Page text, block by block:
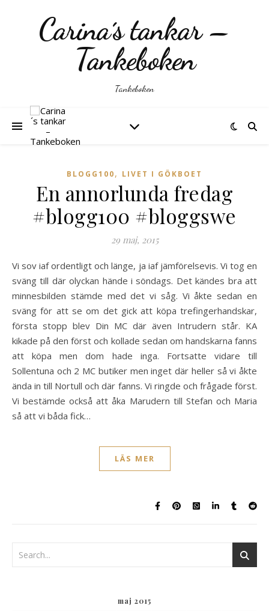
Carina´s tankar –
Tankeboken
Tankeboken
BLOGG100, LIVET I GÖKBOET
En annorlunda fredag
#blogg100 #bloggswe
29 maj, 2015
Vi sov iaf ordentligt och länge, ja iaf jämförelsevis. Vi tog en
sväng till där olyckan hände i söndags. Det kändes bra att
minnesbilden stämde med det vi såg. Vi åkte sedan en
sväng för att se om det gick att köpa trefingerhandskar,
första stopp blev Din MC där även Intrudern står. KA
kikade på den först och kollade sedan om handskarna fanns
att köpa men dom hade inga. Fortsatte vidare till
Sollentuna och 2 MC butiker men inget där heller så vi åkte
ända in till Nortull och där fanns. Vi ringde och frågade först.
Vi bestämde också att åka Marudern till Stefan och Maria
så att vi båda fick…
LÄS MER
maj 2015